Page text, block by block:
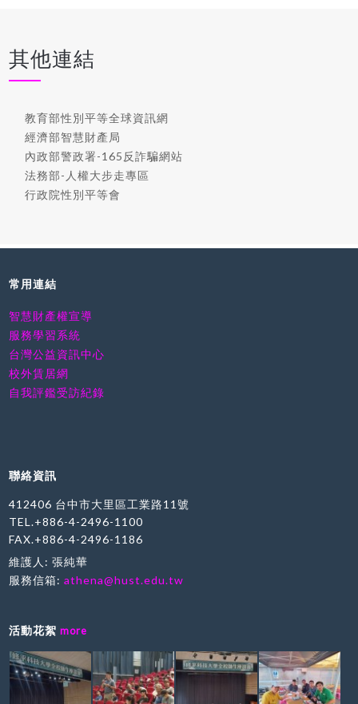
其他連結
教育部性別平等全球資訊網
經濟部智慧財產局
內政部警政署-165反詐騙網站
法務部-人權大步走專區
行政院性別平等會
常用連結
智慧財產權宣導
服務學習系統
台灣公益資訊中心
校外賃居網
自我評鑑受訪紀錄
聯絡資訊
412406 台中市大里區工業路11號
TEL.+886-4-2496-1100
FAX.+886-4-2496-1186
維護人: 張純華
服務信箱:athena@hust.edu.tw
活動花絮more